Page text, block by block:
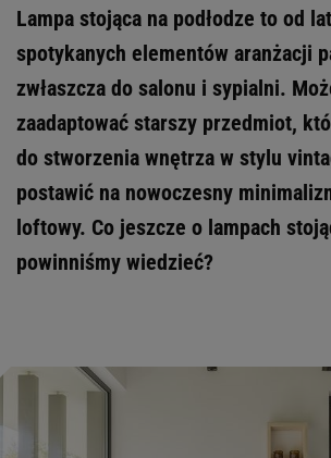
Lampa stojąca na podłodze to od
spotykanych elementów aranżacji
zwłaszcza do salonu i sypialni.
zaadaptować starszy przedmiot,
do stworzenia wnętrza w stylu
postawić na nowoczesny
loftowy. Co jeszcze o lampach
powinniśmy wiedzieć?